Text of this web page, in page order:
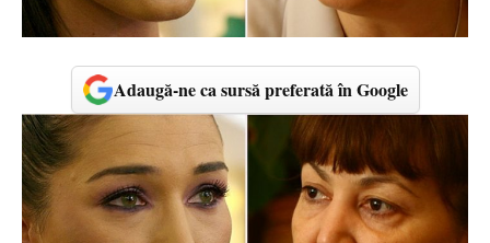
Adaugă-ne ca sursă preferată în Google